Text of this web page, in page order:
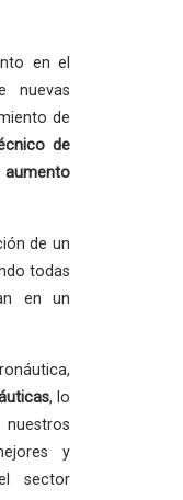
en el
nuevas
de
de
de un
todas
en un
, lo
y
sector